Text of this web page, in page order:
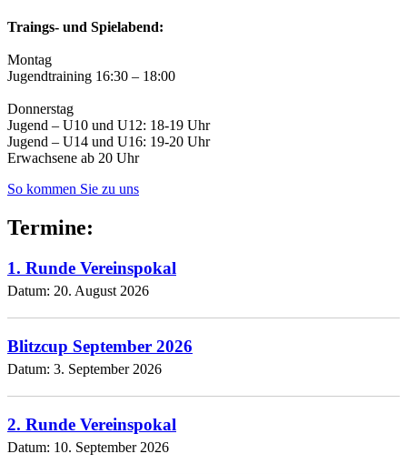
Traings- und Spielabend:
Montag
Jugendtraining 16:30 – 18:00
Donnerstag
Jugend – U10 und U12: 18-19 Uhr
Jugend – U14 und U16: 19-20 Uhr
Erwachsene ab 20 Uhr
So kommen Sie zu uns
Termine:
1. Runde Vereinspokal
Datum: 20. August 2026
Blitzcup September 2026
Datum: 3. September 2026
2. Runde Vereinspokal
Datum: 10. September 2026